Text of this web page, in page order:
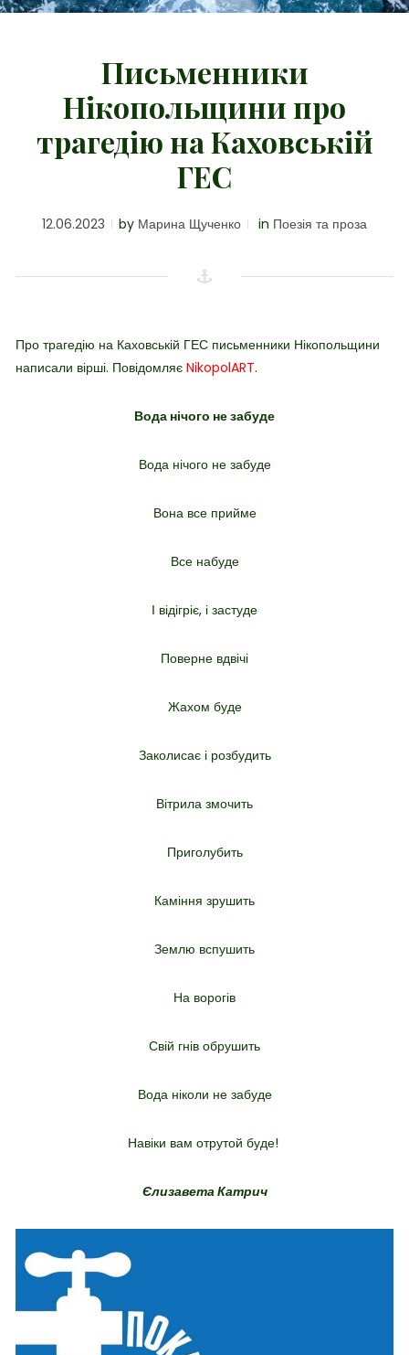
Письменники
Нікопольщини про
трагедію на Каховській
ГЕС
12.06.2023 by Марина Щученко in Поезія та проза
Про трагедію на Каховській ГЕС письменники Нікопольщини
написали вірші. ПовідомляєNikopolART.
Вода нічого не забуде
Вода нічого не забуде
Вона все прийме
Все набуде
І відігріє, і застуде
Поверне вдвічі
Жахом буде
Заколисає і розбудить
Вітрила змочить
Приголубить
Каміння зрушить
Землю вспушить
На ворогів
Свій гнів обрушить
Вода ніколи не забуде
Навіки вам отрутой буде!
Єлизавета Катрич